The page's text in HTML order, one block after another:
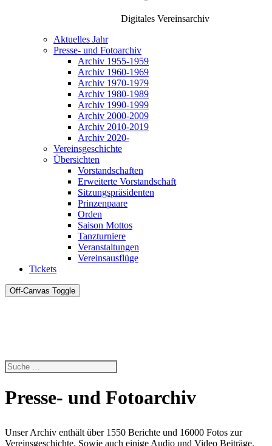
Digitales Vereinsarchiv
Aktuelles Jahr
Presse- und Fotoarchiv
Archiv 1955-1959
Archiv 1960-1969
Archiv 1970-1979
Archiv 1980-1989
Archiv 1990-1999
Archiv 2000-2009
Archiv 2010-2019
Archiv 2020-
Vereinsgeschichte
Übersichten
Vorstandschaften
Erweiterte Vorstandschaft
Sitzungspräsidenten
Prinzenpaare
Orden
Saison Mottos
Tanzturniere
Veranstaltungen
Vereinsausflüge
Tickets
Off-Canvas Toggle
Presse- und Fotoarchiv
Unser Archiv enthält über 1550 Berichte und 16000 Fotos zur
Vereinsgeschichte. Sowie auch einige Audio und Video Beiträge.